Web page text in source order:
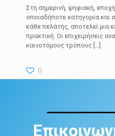
Στη σημερινή, ψηφιακή,
οποιαδήποτε κατηγορία και
κάθε πελάτης, αποτελεί μια
πρακτική. Οι επιχειρήσεις
καινοτόμους τρόπους […]
0